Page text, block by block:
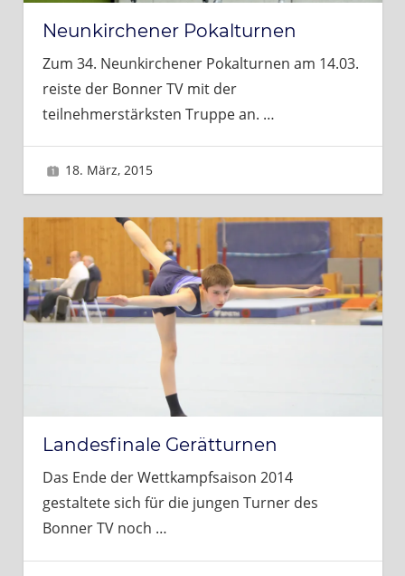
Neunkirchener Pokalturnen
Zum 34. Neunkirchener Pokalturnen am 14.03.
reiste der Bonner TV mit der
teilnehmerstärksten Truppe an. …
18. März, 2015
Landesfinale Gerätturnen
Das Ende der Wettkampfsaison 2014
gestaltete sich für die jungen Turner des
Bonner TV noch …